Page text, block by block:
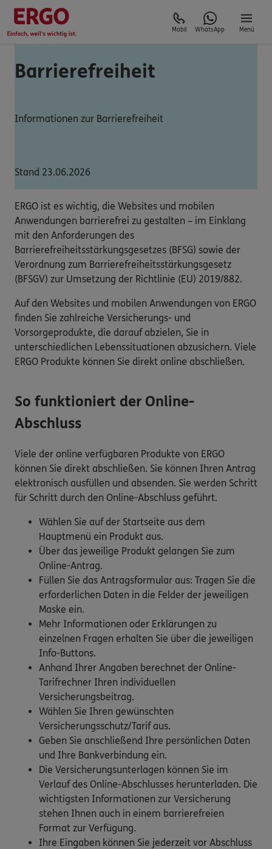
Mobil WhatsApp Menü
Barrierefreiheit
Informationen zur Barrierefreiheit
Stand 23.06.2026
ERGO ist es wichtig, die Websites und mobilen
Anwendungen barrierefrei zu gestalten – im Einklang
mit den Anforderungen des
Barrierefreiheitsstärkungsgesetzes (BFSG) sowie der
Verordnung zum Barrierefreiheitsstärkungsgesetz
(BFSGV) zur Umsetzung der Richtlinie (EU) 2019/882.
Auf den Websites und mobilen Anwendungen von ERGO
finden Sie zahlreiche Versicherungs- und
Vorsorgeprodukte, die darauf abzielen, Sie in
unterschiedlichen Lebenssituationen abzusichern. Viele
ERGO Produkte können Sie direkt online abschließen.
So funktioniert der Online-
Abschluss
Viele der online verfügbaren Produkte von ERGO
können Sie direkt abschließen. Sie können Ihren Antrag
elektronisch ausfüllen und absenden. Sie werden Schritt
für Schritt durch den Online-Abschluss geführt.
Wählen Sie auf der Startseite aus dem
Hauptmenü ein Produkt aus.
Über das jeweilige Produkt gelangen Sie zum
Online-Antrag.
Füllen Sie das Antragsformular aus: Tragen Sie die
erforderlichen Daten in die Felder der jeweiligen
Maske ein.
Mehr Informationen oder Erklärungen zu
einzelnen Fragen erhalten Sie über die jeweiligen
Info-Buttons.
Anhand Ihrer Angaben berechnet der Online-
Tarifrechner Ihren individuellen
Versicherungsbeitrag.
Wählen Sie Ihren gewünschten
Versicherungsschutz/Tarif aus.
Geben Sie anschließend Ihre persönlichen Daten
und Ihre Bankverbindung ein.
Die Versicherungsunterlagen können Sie im
Verlauf des Online-Abschlusses herunterladen. Die
wichtigsten Informationen zur Versicherung
stehen Ihnen auch in einem barrierefreien
Format zur Verfügung.
Ihre Eingaben können Sie jederzeit vor Abschluss